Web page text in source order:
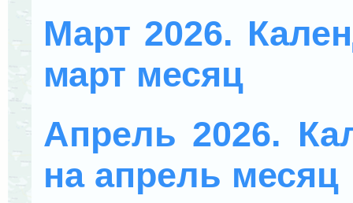
Март 2026.
март месяц
Апрель 2026.
на апрель месяц